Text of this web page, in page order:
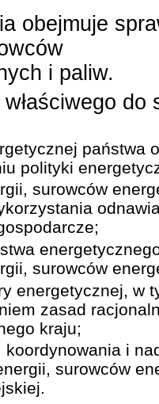
obejmuje
i paliw.
państwa
polityki
surowców
surowców
energetycznej, w
zasad
kraju;
koordynowania i
surowców